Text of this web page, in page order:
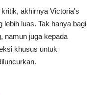
akhirnya Victoria's
lebih luas. Tak hanya bagi
namun juga kepada
khusus untuk